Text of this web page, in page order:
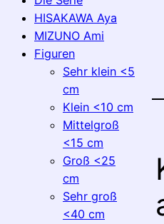
HISAKAWA Aya
MIZUNO Ami
Figuren
Sehr klein <5
cm
Klein <10 cm
Mittelgroß
<15 cm
Groß <25
cm
Sehr groß
<40 cm